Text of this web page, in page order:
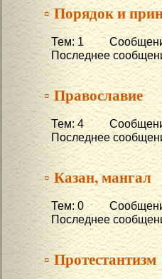
▫ Порядок и
Тем: 1
Последнее
▫ Православие
Тем: 4
Последнее
▫ Казан, мангал
Тем: 0
Последнее
▫ Протестантизм